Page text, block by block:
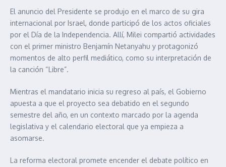
El anuncio del Presidente se produjo en el marco de su gira
internacional por Israel, donde participó de los actos oficiales
por el Día de la Independencia. Allí, Milei compartió actividades
con el primer ministro Benjamín Netanyahu y protagonizó
momentos de alto perfil mediático, como su interpretación de
la canción “Libre”.
Mientras el mandatario inicia su regreso al país, el Gobierno
apuesta a que el proyecto sea debatido en el segundo
semestre del año, en un contexto marcado por la agenda
legislativa y el calendario electoral que ya empieza a
asomarse.
La reforma electoral promete encender el debate político en